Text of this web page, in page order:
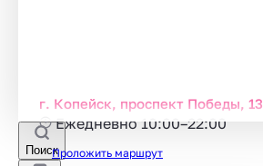
г. Копейск, проспект Победы, 13
Ежедневно 10:00–22:00
Проложить маршрут
Поиск